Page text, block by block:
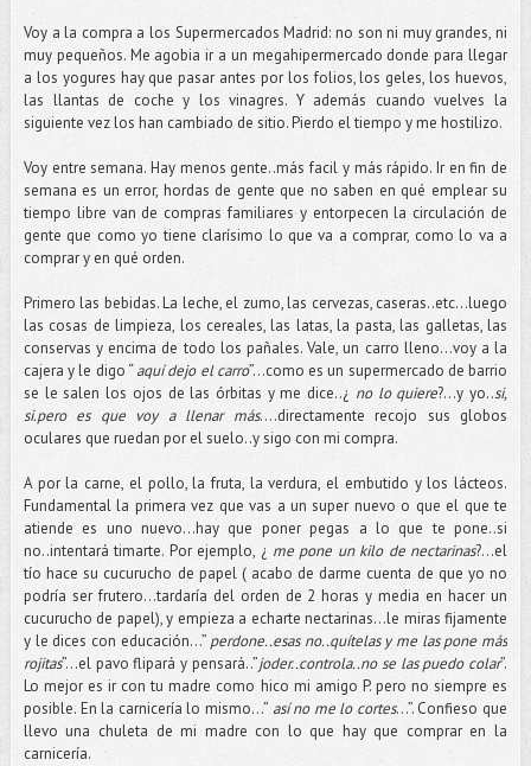
Voy a la compra a los Supermercados Madrid: no son ni muy grandes, ni
muy pequeños. Me agobia ir a un megahipermercado donde para llegar
a los yogures hay que pasar antes por los folios, los geles, los huevos,
las llantas de coche y los vinagres. Y además cuando vuelves la
siguiente vez los han cambiado de sitio. Pierdo el tiempo y me hostilizo.
Voy entre semana. Hay menos gente..más facil y más rápido. Ir en fin de
semana es un error, hordas de gente que no saben en qué emplear su
tiempo libre van de compras familiares y entorpecen la circulación de
gente que como yo tiene clarísimo lo que va a comprar, como lo va a
comprar y en qué orden.
Primero las bebidas. La leche, el zumo, las cervezas, caseras..etc…luego
las cosas de limpieza, los cereales, las latas, la pasta, las galletas, las
conservas y encima de todo los pañales. Vale, un carro lleno…voy a la
cajera y le digo “aquí dejo el carro”…como es un supermercado de barrio
se le salen los ojos de las órbitas y me dice..¿ no lo quiere?...y yo..si,
si.pero es que voy a llenar más….directamente recojo sus globos
oculares que ruedan por el suelo..y sigo con mi compra.
A por la carne, el pollo, la fruta, la verdura, el embutido y los lácteos.
Fundamental la primera vez que vas a un super nuevo o que el que te
atiende es uno nuevo…hay que poner pegas a lo que te pone..si
no..intentará timarte. Por ejemplo, ¿ me pone un kilo de nectarinas?...el
tío hace su cucurucho de papel ( acabo de darme cuenta de que yo no
podría ser frutero…tardaría del orden de 2 horas y media en hacer un
cucurucho de papel), y empieza a echarte nectarinas…le miras fijamente
y le dices con educación…” perdone..esas no..quítelas y me las pone más
rojitas”…el pavo flipará y pensará..”joder..controla..no se las puedo colar”.
Lo mejor es ir con tu madre como hico mi amigo P. pero no siempre es
posible. En la carnicería lo mismo…” así no me lo cortes…”. Confieso que
llevo una chuleta de mi madre con lo que hay que comprar en la
carnicería.